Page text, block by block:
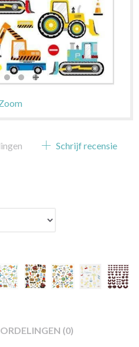
Schrijf recensie
(0)